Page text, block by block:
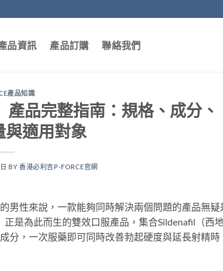
品資訊 產品訂購 聯絡我們
產品知識
品完整指南：規格、成分、
與適用對象
BY香港必利吉P-FORCE官網
男性來說，一款能夠同時解決兩個問題的產品無疑
是為此而生的雙效口服產品，集合Sildenafil（西
分，一次服藥即可同時改善勃起硬度與延長射精時